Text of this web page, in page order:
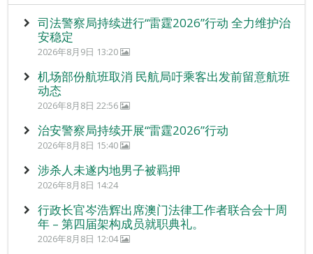
司法警察局持续进行“雷霆2026”行动 全力维护治
安稳定
2026年8月9日 13:20
机场部份航班取消 民航局吁乘客出发前留意航班
动态
2026年8月8日 22:56
治安警察局持续开展“雷霆2026”行动
2026年8月8日 15:40
涉杀人未遂内地男子被羁押
2026年8月8日 14:24
行政长官岑浩辉出席澳门法律工作者联合会十周
年 – 第四届架构成员就职典礼。
2026年8月8日 12:04